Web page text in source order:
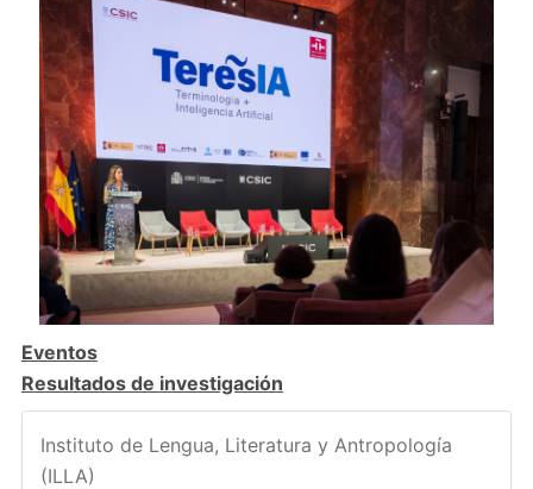
Eventos
Resultados de investigación
Instituto de Lengua, Literatura y Antropología
(ILLA)